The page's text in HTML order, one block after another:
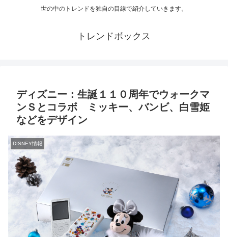
世の中のトレンドを独自の目線で紹介していきます。
トレンドボックス
ディズニー：生誕１１０周年でウォークマ
ンＳとコラボ ミッキー、バンビ、白雪姫
などをデザイン
DISNEY情報